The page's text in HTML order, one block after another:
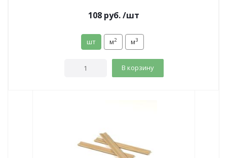
108 руб./шт
шт м2 м3
В корзину